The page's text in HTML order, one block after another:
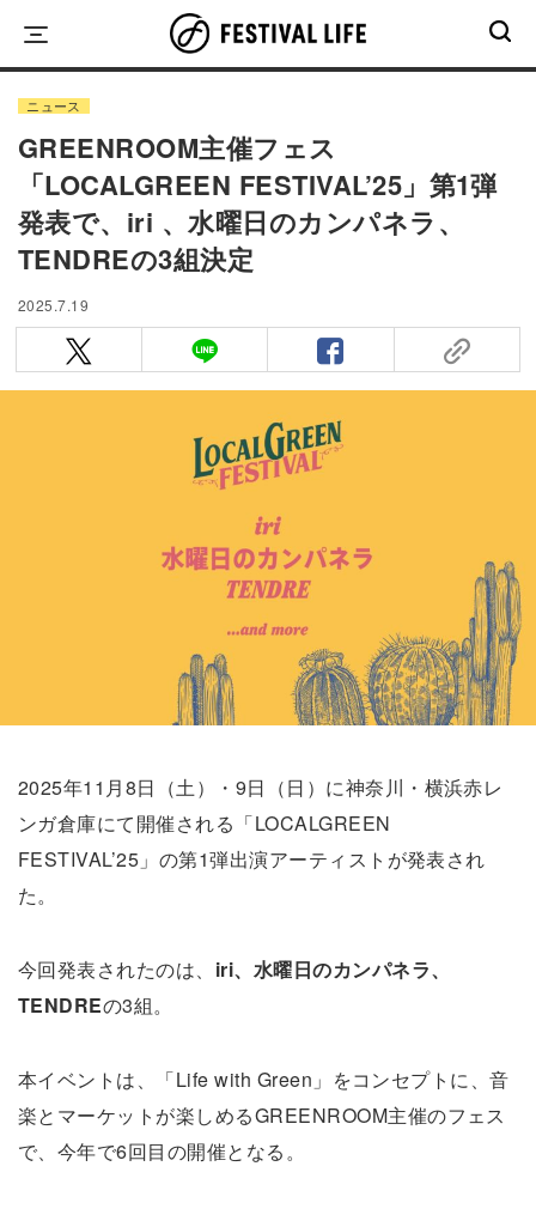
content
ニュース
GREENROOM主催フェス
「LOCALGREEN FESTIVAL’25」第1弾
発表で、iri 、水曜日のカンパネラ、
TENDREの3組決定
2025.7.19
2025年11月8日（土）・9日（日）に神奈川・横浜赤レ
ンガ倉庫にて開催される「LOCALGREEN
FESTIVAL’25」の第1弾出演アーティストが発表され
た。
今回発表されたのは、 iri、水曜日のカンパネラ、
TENDREの3組。
本イベントは、「Life with Green」をコンセプトに、音
楽とマーケットが楽しめるGREENROOM主催のフェス
で、今年で6回目の開催となる。